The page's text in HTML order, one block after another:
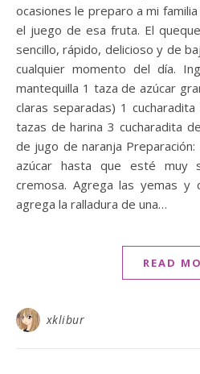
ocasiones le preparo a mi
el juego de esa fruta. El
sencillo, rápido, delicioso y de
cualquier momento del día.
mantequilla 1 taza de azúcar
claras separadas) 1
tazas de harina 3 cucharadita
de jugo de naranja
azúcar hasta que esté muy
cremosa. Agrega las yemas y
agrega la ralladura de una…
READ
xklibur